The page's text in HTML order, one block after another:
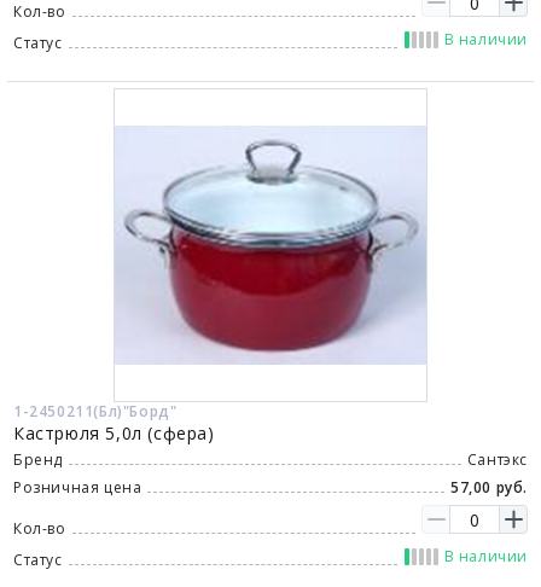
Кол-во
Статус
В наличии
1-2450211(Бл)"Борд"
Кастрюля 5,0л (сфера)
Бренд
Сантэкс
Розничная цена
57,00 руб.
Кол-во
Статус
В наличии